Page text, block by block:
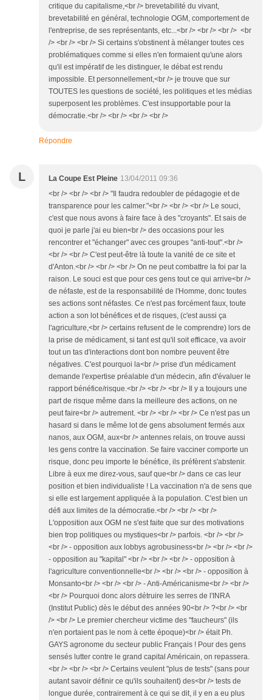
critique du capitalisme,<br /> brevetabilité du vivant,
brevetabilité en général, technologie OGM, comportement de
l'entreprise, de ses représentants, etc...<br /> <br /> <br /> <br
/> <br /> <br /> Si certains s'obstinent à mélanger toutes ces
problématiques comme si elles n'en formaient qu'une alors
qu'il est impératif de les distinguer, le débat est rendu
impossible. Et personnellement,<br /> je trouve que sur
TOUTES les questions de société, les politiques et les médias
superposent les problèmes. C'est insupportable pour la
démocratie.<br /> <br /> <br /> <br />
Répondre
L La Coupe Est Pleine 13/04/2011 09:36
<br /> <br /> <br /> "Il faudra redoubler de pédagogie et de
transparence pour les calmer."<br /> <br /> <br /> Le souci,
c'est que nous avons à faire face à des "croyants". Et sais de
quoi je parle j'ai eu bien<br /> des occasions pour les
rencontrer et "échanger" avec ces groupes "anti-tout".<br />
<br /> <br /> C'est peut-être là toute la vanité de ce site et
d'Anton.<br /> <br /> <br /> On ne peut combattre la foi par la
raison. Le souci est que pour ces gens tout ce qui arrive<br />
de néfaste, est de la responsabilité de l'Homme, donc toutes
ses actions sont néfastes. Ce n'est pas forcément faux, toute
action a son lot bénéfices et de risques, (c'est aussi ça
l'agriculture,<br /> certains refusent de le comprendre) lors de
la prise de médicament, si tant est qu'il soit efficace, va avoir
tout un tas d'interactions dont bon nombre peuvent être
négatives. C'est pourquoi la<br /> prise d'un médicament
demande l'expertise préalable d'un médecin, afin d'évaluer le
rapport bénéfice/risque.<br /> <br /> <br /> Il y a toujours une
part de risque même dans la meilleure des actions, on ne
peut faire<br /> autrement. <br /> <br /> <br /> Ce n'est pas un
hasard si dans le même lot de gens absolument fermés aux
nanos, aux OGM, aux<br /> antennes relais, on trouve aussi
les gens contre la vaccination. Se faire vacciner comporte un
risque, donc peu importe le bénéfice, ils préfèrent s'abstenir.
Libre à eux me direz-vous, sauf que<br /> dans ce cas leur
position et bien individualiste ! La vaccination n'a de sens que
si elle est largement appliquée à la population. C'est bien un
défi aux limites de la démocratie.<br /> <br /> <br />
L'opposition aux OGM ne s'est faite que sur des motivations
bien trop politiques ou mystiques<br /> parfois. <br /> <br />
<br /> - opposition aux lobbys agrobusiness<br /> <br /> <br />
- opposition au "kapital" <br /> <br /> <br /> - opposition à
l'agriculture conventionnelle<br /> <br /> <br /> - opposition à
Monsanto<br /> <br /> <br /> - Anti-Américanisme<br /> <br />
<br /> Pourquoi donc alors détruire les serres de l'INRA
(Institut Public) dès le début des années 90<br /> ?<br /> <br
/> <br /> Le premier chercheur victime des "faucheurs" (ils
n'en portaient pas le nom à cette époque)<br /> était Ph.
GAYS agronome du secteur public Français ! Pour des gens
sensés lutter contre le grand capital Américain, on repassera.
<br /> <br /> <br /> Certains veulent "plus de tests" (sans pour
autant savoir définir ce qu'ils souhaitent) des<br /> tests de
longue durée, contrairement à ce qui se dit, il y en a eu plus